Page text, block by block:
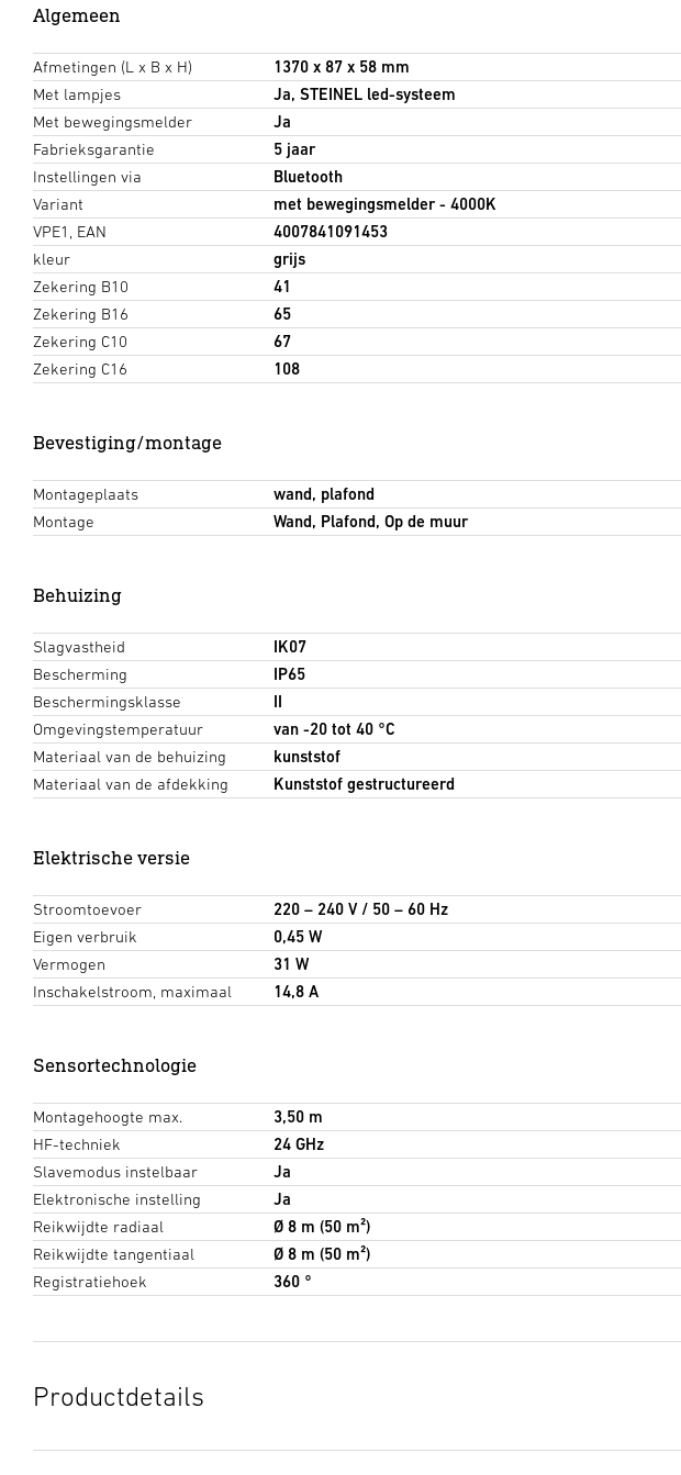
Algemeen
Afmetingen (L x B x H)
1370 x 87 x 58 mm
Met lampjes
Ja, STEINEL led-systeem
Met bewegingsmelder
Ja
Fabrieksgarantie
5 jaar
Instellingen via
Bluetooth
Variant
met bewegingsmelder - 4000K
VPE1, EAN
4007841091453
kleur
grijs
Zekering B10
41
Zekering B16
65
Zekering C10
67
Zekering C16
108
Bevestiging/montage
Montageplaats
wand, plafond
Montage
Wand, Plafond, Op de muur
Behuizing
Slagvastheid
IK07
Bescherming
IP65
Beschermingsklasse
II
Omgevingstemperatuur
van -20 tot 40 °C
Materiaal van de behuizing
kunststof
Materiaal van de afdekking
Kunststof gestructureerd
Elektrische versie
Stroomtoevoer
220 – 240 V / 50 – 60 Hz
Eigen verbruik
0,45 W
Vermogen
31 W
Inschakelstroom, maximaal
14,8 A
Sensortechnologie
Montagehoogte max.
3,50 m
HF-techniek
24 GHz
Slavemodus instelbaar
Ja
Elektronische instelling
Ja
Reikwijdte radiaal
Ø 8 m (50 m²)
Reikwijdte tangentiaal
Ø 8 m (50 m²)
Registratiehoek
360 °
Productdetails